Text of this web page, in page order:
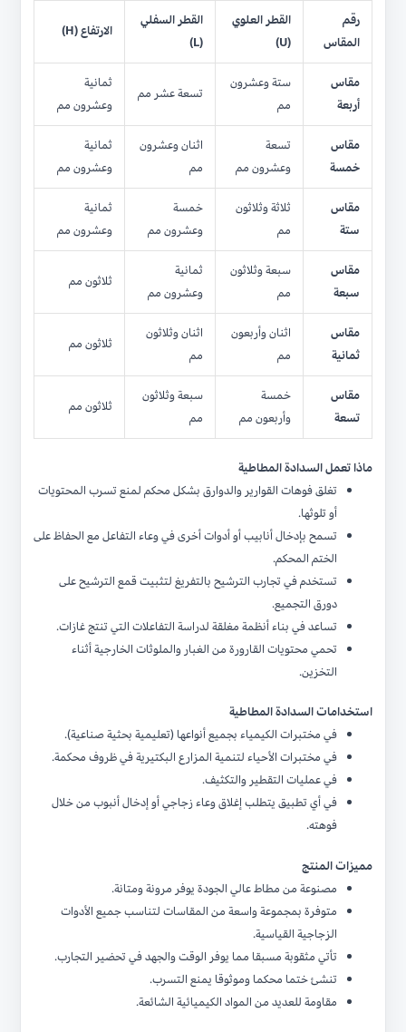
رقم
المقاس
القطر العلوي
(U)
القطر السفلي
(L)
الارتفاع (H)
مقاس
أربعة
ستة وعشرون
مم
تسعة عشر مم
ثمانية
وعشرون مم
مقاس
خمسة
تسعة
وعشرون مم
اثنان وعشرون
مم
ثمانية
وعشرون مم
مقاس
ستة
ثلاثة وثلاثون
مم
خمسة
وعشرون مم
ثمانية
وعشرون مم
مقاس
سبعة
سبعة وثلاثون
مم
ثمانية
وعشرون مم
ثلاثون مم
مقاس
ثمانية
اثنان وأربعون
مم
اثنان وثلاثون
مم
ثلاثون مم
مقاس
تسعة
خمسة
وأربعون مم
سبعة وثلاثون
مم
ثلاثون مم
ماذا تعمل السدادة المطاطية
تغلق فوهات القوارير والدوارق بشكل محكم لمنع تسرب المحتويات
أو تلوثها.
تسمح بإدخال أنابيب أو أدوات أخرى في وعاء التفاعل مع الحفاظ على
الختم المحكم.
تستخدم في تجارب الترشيح بالتفريغ لتثبيت قمع الترشيح على
دورق التجميع.
تساعد في بناء أنظمة مغلقة لدراسة التفاعلات التي تنتج غازات.
تحمي محتويات القارورة من الغبار والملوثات الخارجية أثناء
التخزين.
استخدامات السدادة المطاطية
في مختبرات الكيمياء بجميع أنواعها (تعليمية بحثية صناعية).
في مختبرات الأحياء لتنمية المزارع البكتيرية في ظروف محكمة.
في عمليات التقطير والتكثيف.
في أي تطبيق يتطلب إغلاق وعاء زجاجي أو إدخال أنبوب من خلال
فوهته.
مميزات المنتج
مصنوعة من مطاط عالي الجودة يوفر مرونة ومتانة.
متوفرة بمجموعة واسعة من المقاسات لتناسب جميع الأدوات
الزجاجية القياسية.
تأتي مثقوبة مسبقا مما يوفر الوقت والجهد في تحضير التجارب.
تنشئ ختما محكما وموثوقا يمنع التسرب.
مقاومة للعديد من المواد الكيميائية الشائعة.